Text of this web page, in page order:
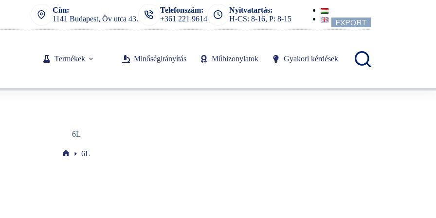
Cím:
1141 Budapest, Öv utca 43.
Telefonszám:
+361 221 9614
Nyitvatartás:
H-CS: 8-16, P: 8-15
EXPORT
Termékek Minőségirányítás Műbizonylatok Gyakori kérdések
6L
6L